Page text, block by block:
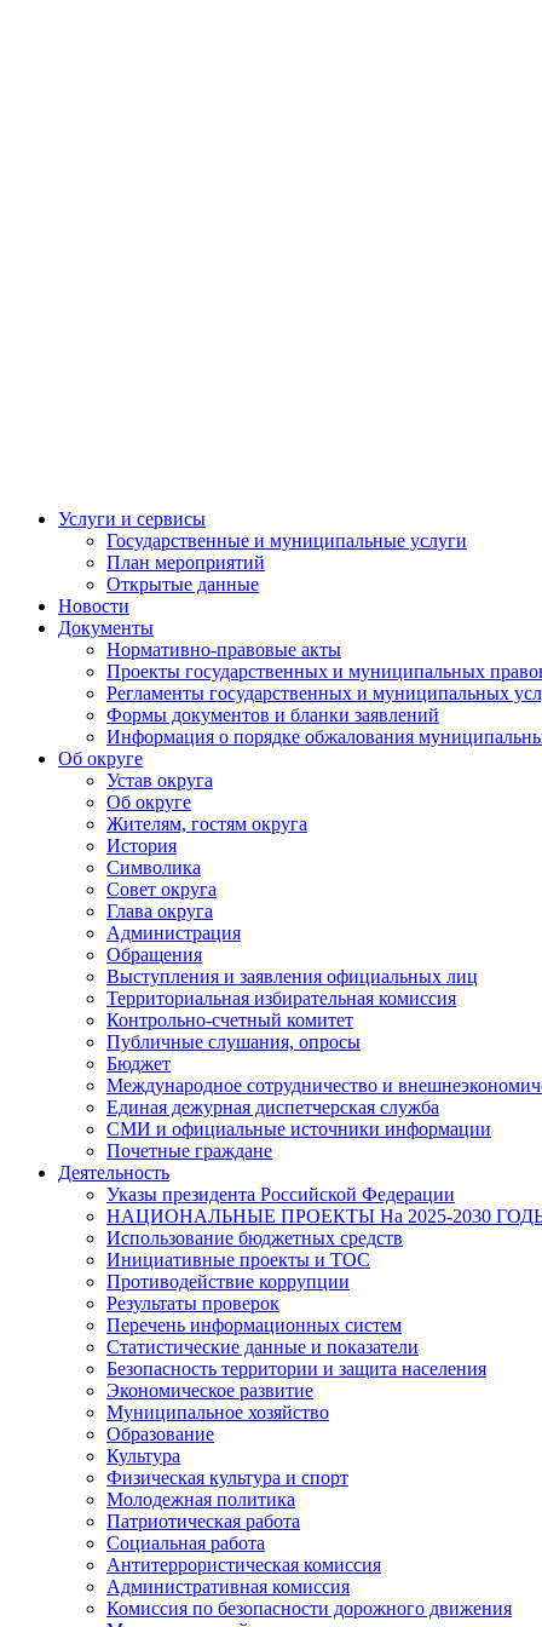
Услуги и сервисы
Государственные и муниципальные услуги
План мероприятий
Открытые данные
Новости
Документы
Нормативно-правовые акты
Проекты государственных и муниципальных
Регламенты государственных и муниципальных
Формы документов и бланки заявлений
Информация о порядке обжалования
Об округе
Устав округа
Об округе
Жителям, гостям округа
История
Символика
Совет округа
Глава округа
Администрация
Обращения
Выступления и заявления официальных лиц
Территориальная избирательная комиссия
Контрольно-счетный комитет
Публичные слушания, опросы
Бюджет
Международное сотрудничество и
Единая дежурная диспетчерская служба
СМИ и официальные источники информации
Почетные граждане
Деятельность
Указы президента Российской Федерации
НАЦИОНАЛЬНЫЕ ПРОЕКТЫ На 2025-2030
Использование бюджетных средств
Инициативные проекты и ТОС
Противодействие коррупции
Результаты проверок
Перечень информационных систем
Статистические данные и показатели
Безопасность территории и защита населения
Экономическое развитие
Муниципальное хозяйство
Образование
Культура
Физическая культура и спорт
Молодежная политика
Патриотическая работа
Социальная работа
Антитеррористическая комиссия
Административная комиссия
Комиссия по безопасности дорожного движения